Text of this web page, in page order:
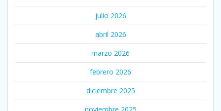
julio 2026
abril 2026
marzo 2026
febrero 2026
diciembre 2025